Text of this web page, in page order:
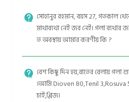
সোহানুর রহমান, বয়স 27, গতকাল
মাথাব্যথা নেই জর নেই। গলা ব্যথার
ত অবস্থায় আমার করণীয় কি ?
বেশ কিছু দিন হয়,রাতের বেলায় গলা
।আমি Dioven 80,Tenil 3,Rosuva 5
চাই,প্লিজ।